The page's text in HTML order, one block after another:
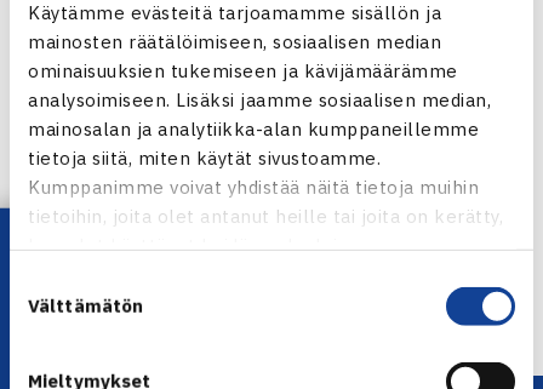
Käytämme evästeitä tarjoamamme sisällön ja
mainosten räätälöimiseen, sosiaalisen median
ominaisuuksien tukemiseen ja kävijämäärämme
analysoimiseen. Lisäksi jaamme sosiaalisen median,
mainosalan ja analytiikka-alan kumppaneillemme
tietoja siitä, miten käytät sivustoamme.
Kumppanimme voivat yhdistää näitä tietoja muihin
tietoihin, joita olet antanut heille tai joita on kerätty,
kun olet käyttänyt heidän palvelujaan.
valinta
Välttämätön
Mieltymykset
Jaa:
Lataa OmaTennis!